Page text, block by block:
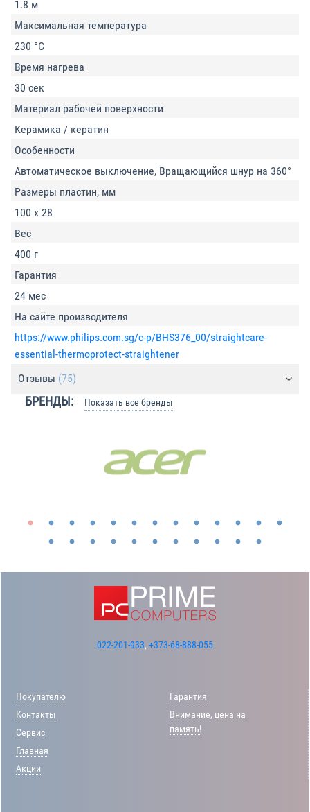
1.8 м
Максимальная температура
230 °C
Время нагрева
30 сек
Материал рабочей поверхности
Керамика / кератин
Особенности
Автоматическое выключение, Вращающийся шнур на 360°
Размеры пластин, мм
100 х 28
Вес
400 г
Гарантия
24 мес
На сайте производителя
https://www.philips.com.sg/c-p/BHS376_00/straightcare-
essential-thermoprotect-straightener
Отзывы (75)
БРЕНДЫ: Показать все бренды
022-201-933, +373-68-888-055
Покупателю
Контакты
Сервис
Главная
Акции
Гарантия
Внимание, цена на
память!